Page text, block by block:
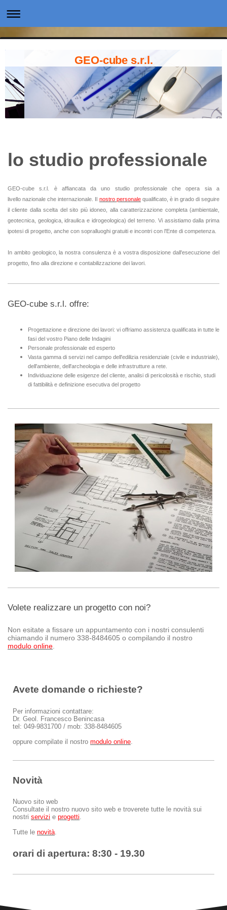
GEO-cube s.r.l.
lo studio professionale
GEO-cube s.r.l. è affiancata da uno studio professionale che opera sia a
livello nazionale che internazionale. Il nostro personale qualificato, è in grado di seguire
il cliente dalla scelta del sito più idoneo, alla caratterizzazione completa (ambientale,
geotecnica, geologica, idraulica e idrogeologica) del terreno. Vi assistiamo dalla prima
ipotesi di progetto, anche con sopralluoghi gratuiti e incontri con l'Ente di competenza.
In ambito geologico, la nostra consulenza è a vostra disposizione dall'esecuzione del
progetto, fino alla direzione e contabilizzazione dei lavori
GEO-cube s.r.l. offre:
Progettazione e direzione dei lavori: vi offriamo assistenza qualificata in tutte le
fasi del vostro Piano delle Indagini
Personale professionale ed esperto
Vasta gamma di servizi nel campo dell'edilizia residenziale (civile e industriale),
dell'ambiente, dell'archeologia e delle infrastrutture a rete.
Individuazione delle esigenze del cliente, analisi di pericolosità e rischio, studi
di fattibilità e definizione esecutiva del progetto
Volete realizzare un progetto con noi?
Non esitate a fissare un appuntamento con i nostri consulenti
chiamando il numero 338-8484605 o compilando il nostro
modulo online
Avete domande o richieste?
Per informazioni contattare:
Dr. Geol. Francesco Benincasa
tel: 049-9831700 / mob: 338-8484605
oppure compilate il nostro modulo online
Novità
Nuovo sito web
Consultate il nostro nuovo sito web e troverete tutte le novità sui
nostri servizi e progetti.
Tutte le novità.
orari di apertura: 8:30 - 19.30